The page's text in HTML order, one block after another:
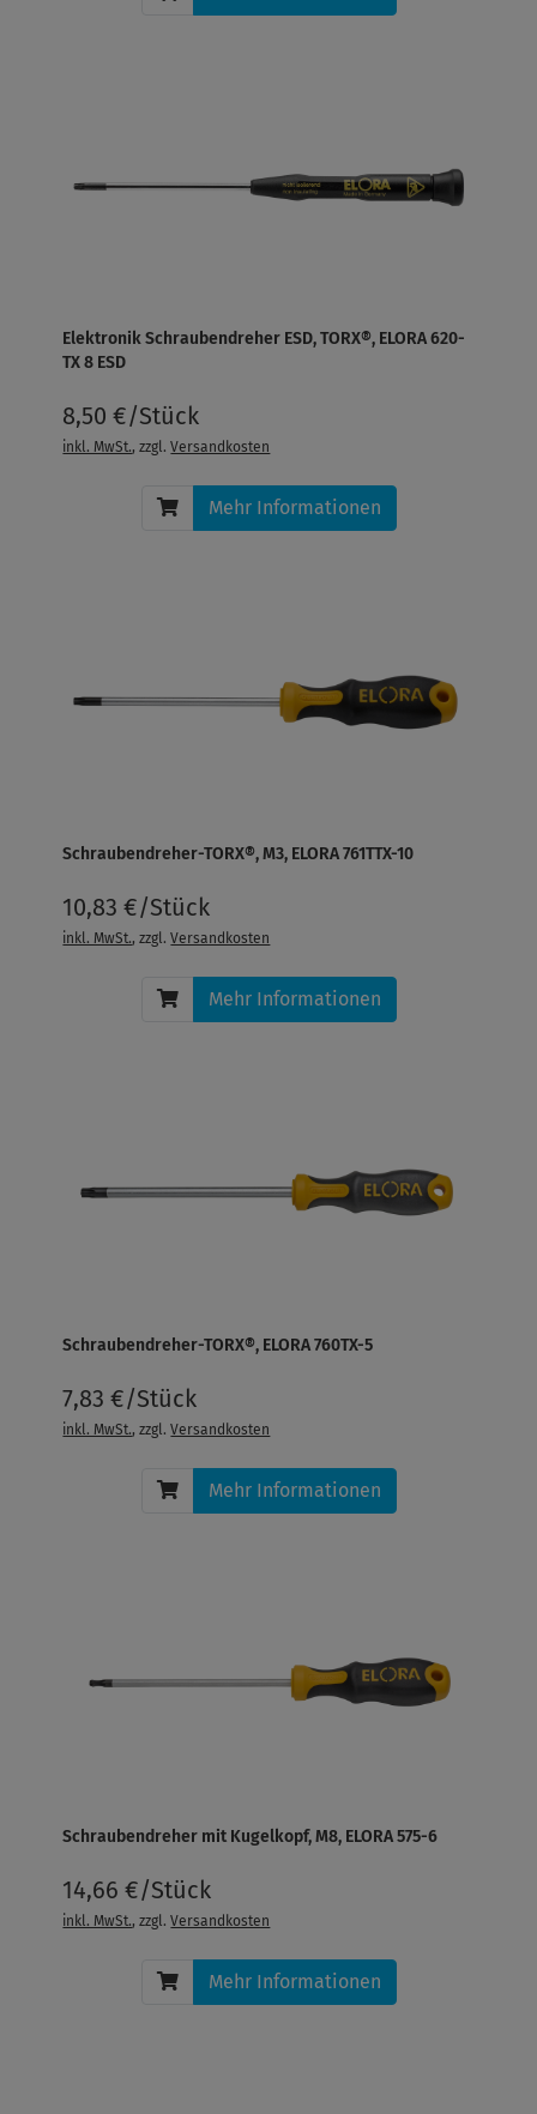
Elektronik Schraubendreher ESD, TORX®, ELORA 620-
TX 8 ESD
8,50 €/Stück
inkl. MwSt., zzgl.Versandkosten
Mehr Informationen
Schraubendreher-TORX®, M3, ELORA 761TTX-10
10,83 €/Stück
inkl. MwSt., zzgl.Versandkosten
Mehr Informationen
Schraubendreher-TORX®, ELORA 760TX-5
7,83 €/Stück
inkl. MwSt., zzgl.Versandkosten
Mehr Informationen
Schraubendreher mit Kugelkopf, M8, ELORA 575-6
14,66 €/Stück
inkl. MwSt., zzgl.Versandkosten
Mehr Informationen